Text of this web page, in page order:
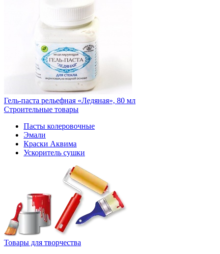
Гель-паста рельефная «Ледяная», 80 мл
Строительные товары
Пасты колеровочные
Эмали
Краски Аквима
Ускоритель сушки
Товары для творчества